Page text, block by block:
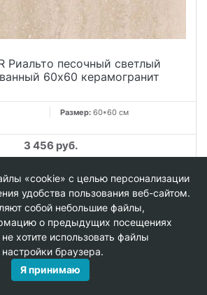
Риальто песочный светлый
60x60 керамогранит
Размер: 60*60 см
3 456 руб.
+
упак.
+
В КОРЗИНУ
«cookie» с целью персонализации
удобства пользования веб-сайтом.
собой небольшие файлы,
о предыдущих посещениях
хотите использовать файлы
браузера.
Я принимаю